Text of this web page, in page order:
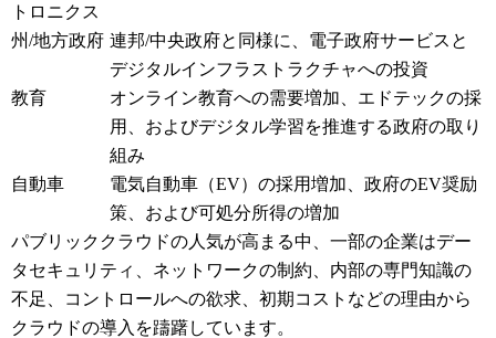
トロニクス
州/地方政府 連邦/中央政府と同様に、電子政府サービスと
デジタルインフラストラクチャへの投資
教育
オンライン教育への需要増加、エドテックの採
用、およびデジタル学習を推進する政府の取り
組み
自動車
電気自動車（EV）の採用増加、政府のEV奨励
策、および可処分所得の増加
パブリッククラウドの人気が高まる中、一部の企業はデー
タセキュリティ、ネットワークの制約、内部の専門知識の
不足、コントロールへの欲求、初期コストなどの理由から
クラウドの導入を躊躇しています。